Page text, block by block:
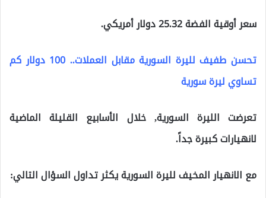
سعر أوقية الفضة 25.32 دولار أمريكي.
تحسن طفيف لليرة السورية مقابل العملات.. 100 دولار كم
تساوي ليرة سورية
تعرضت الليرة السورية, خلال الأسابيع القليلة الماضية
لانهيارات كبيرة جداً.
مع الانهيار المخيف لليرة السورية يكثر تداول السؤال التالي: